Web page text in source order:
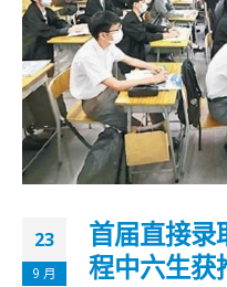
23
9 月
首届直接录
程中六生获